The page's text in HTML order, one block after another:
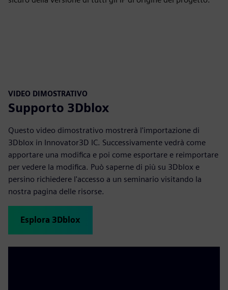
VIDEO DIMOSTRATIVO
Supporto 3Dblox
Questo video dimostrativo mostrerà l'importazione di
3Dblox in Innovator3D IC. Successivamente vedrà come
apportare una modifica e poi come esportare e reimportare
per vedere la modifica. Può saperne di più su 3Dblox e
persino richiedere l'accesso a un seminario visitando la
nostra pagina delle risorse.
Esplora 3Dblox